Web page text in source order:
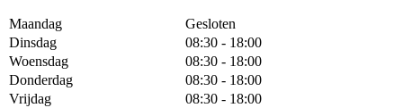
Maandag
Gesloten
Dinsdag
08:30 - 18:00
Woensdag
08:30 - 18:00
Donderdag
08:30 - 18:00
Vrijdag
08:30 - 18:00